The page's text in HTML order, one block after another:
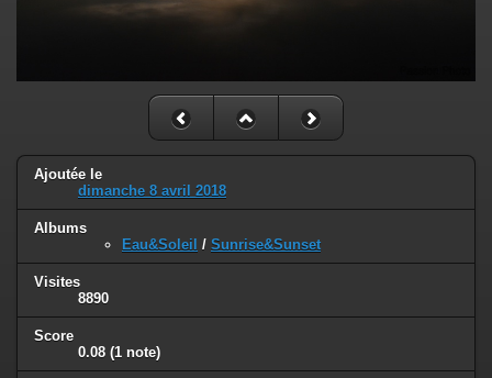
Ajoutée le
dimanche 8 avril 2018
Albums
Eau&Soleil / Sunrise&Sunset
Visites
8890
Score
0.08 (1 note)